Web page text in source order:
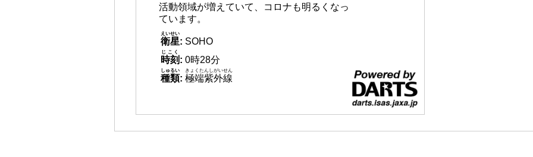
活動領域が増えていて、コロナも明るくなっ
ています。
衛星
えいせい
: SOHO
時刻
じこく
: 0時28分
種類
しゅるい
: 極端紫外線
きょくたんしがいせん